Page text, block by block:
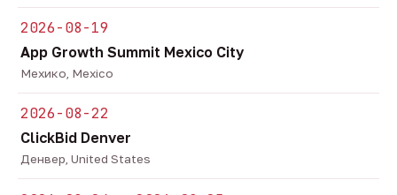
2026-08-19
App Growth Summit Mexico City
Мехико, Mexico
2026-08-22
ClickBid Denver
Денвер, United States